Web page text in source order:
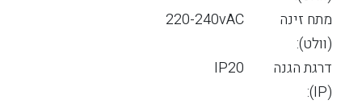
מתח זינה
(וולט):
220-240vAC
דרגת הגנה
(IP):
IP20